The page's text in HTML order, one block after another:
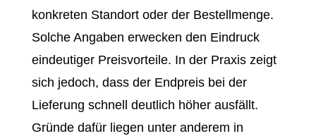
konkreten Standort oder der Bestellmenge.
Solche Angaben erwecken den Eindruck
eindeutiger Preisvorteile. In der Praxis zeigt
sich jedoch, dass der Endpreis bei der
Lieferung schnell deutlich höher ausfällt.
Gründe dafür liegen unter anderem in